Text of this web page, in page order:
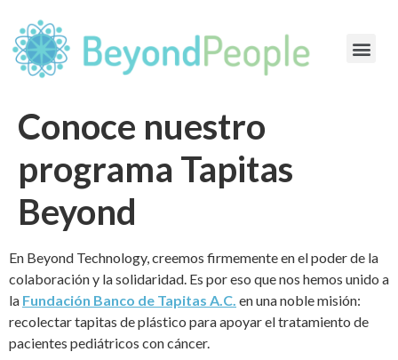
Conoce nuestro
programa Tapitas
Beyond
En Beyond Technology, creemos firmemente en el poder de la
colaboración y la solidaridad. Es por eso que nos hemos unido a
la Fundación Banco de Tapitas A.C. en una noble misión:
recolectar tapitas de plástico para apoyar el tratamiento de
pacientes pediátricos con cáncer.